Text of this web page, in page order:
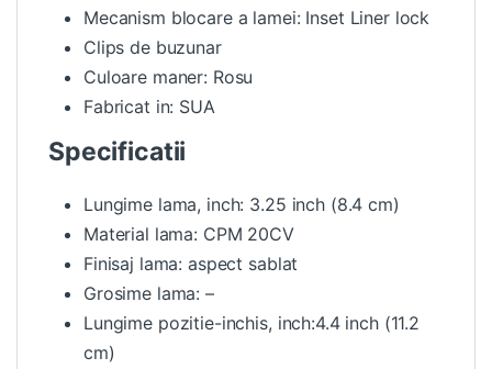
Mecanism blocare a lamei: Inset Liner lock
Clips de buzunar
Culoare maner: Rosu
Fabricat in: SUA
Specificatii
Lungime lama, inch: 3.25 inch (8.4 cm)
Material lama: CPM 20CV
Finisaj lama: aspect sablat
Grosime lama: –
Lungime pozitie-inchis, inch:4.4 inch (11.2
cm)